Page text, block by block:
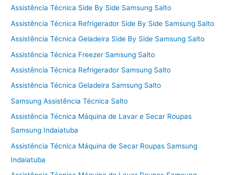
Assistência Técnica Side By Side Samsung Salto
Assistência Técnica Refrigerador Side By Side Samsung Salto
Assistência Técnica Geladeira Side By Side Samsung Salto
Assistência Técnica Freezer Samsung Salto
Assistência Técnica Refrigerador Samsung Salto
Assistência Técnica Geladeira Samsung Salto
Samsung Assistência Técnica Salto
Assistência Técnica Máquina de Lavar e Secar Roupas
Samsung Indaiatuba
Assistência Técnica Máquina de Secar Roupas Samsung
Indaiatuba